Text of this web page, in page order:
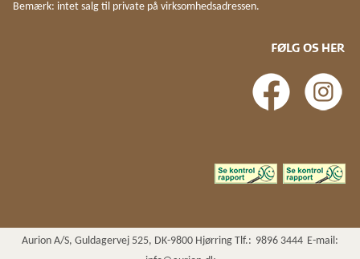
Bemærk: intet salg til private på virksomhedsadressen.
FØLG OS HER
Aurion A/S, Guldagervej 525, DK-9800 Hjørring Tlf.: 9896 3444 E-mail: